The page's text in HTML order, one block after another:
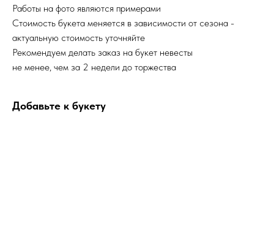
Работы на фото являются примерами
Стоимость букета меняется в зависимости от сезона -
актуальную стоимость уточняйте
Рекомендуем делать заказ на букет невесты
не менее, чем за 2 недели до торжества
Добавьте к букету